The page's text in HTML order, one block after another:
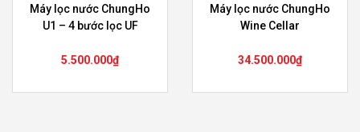
Máy lọc nước ChungHo
U1 – 4 bước lọc UF
5.500.000₫
Máy lọc nước ChungHo
Wine Cellar
34.500.000₫